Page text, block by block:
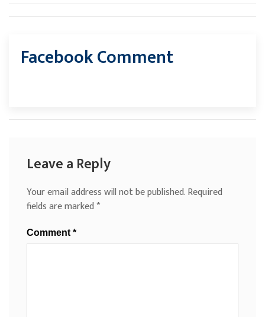
Facebook Comment
Leave a Reply
Your email address will not be published.Required
fields are marked*
Comment *